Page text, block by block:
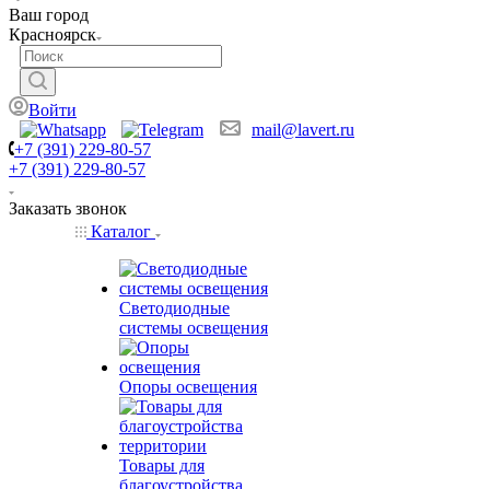
Ваш город
Красноярск
Войти
mail@lavert.ru
+7 (391) 229-80-57
+7 (391) 229-80-57
Заказать звонок
Каталог
Светодиодные
системы освещения
Опоры освещения
Товары для
благоустройства